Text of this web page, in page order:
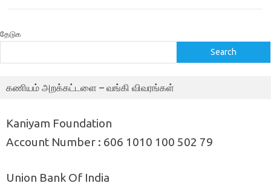
தேடுக
Search
கணியம் அறக்கட்டளை – வங்கி விவரங்கள்
Kaniyam Foundation
Account Number : 606 1010 100 502 79
Union Bank Of India